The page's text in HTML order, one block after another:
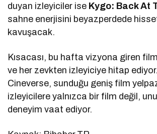
duyan izleyiciler ise Kygo: Back At
sahne enerjisini beyazperdede
kavuşacak.
Kısacası, bu hafta vizyona giren
ve her zevkten izleyiciye hitap
Cineverse, sunduğu geniş film
izleyicilere yalnızca bir film değil,
deneyim vaat ediyor.